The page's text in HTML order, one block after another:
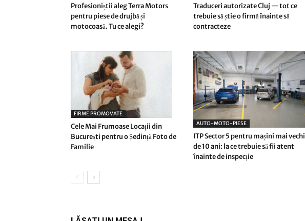
Profesioniștii aleg Terra Motors
pentru piese de drujbă și
motocoasă. Tu ce alegi?
Traduceri autorizate Cluj — tot ce
trebuie să știe o firmă înainte să
contracteze
FIRME PROMOVATE
Cele Mai Frumoase Locații din
București pentru o Ședință Foto de
Familie
AUTO-MOTO-PIESE
ITP Sector 5 pentru mașini mai vechi
de 10 ani: la ce trebuie să fii atent
înainte de inspecție